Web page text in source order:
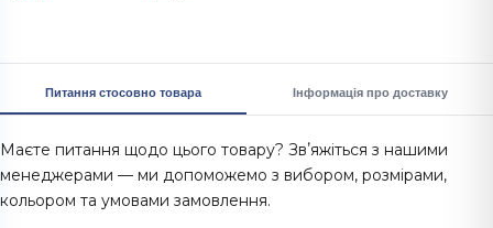
Питання стосовно товара Інформація про доставку
Маєте питання щодо цього товару? Звʼяжіться з нашими
менеджерами — ми допоможемо з вибором, розмірами,
кольором та умовами замовлення.